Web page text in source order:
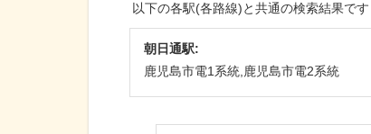
以下の各駅(各路線)と共通の検索結果です
朝日通駅:
鹿児島市電1系統,鹿児島市電2系統